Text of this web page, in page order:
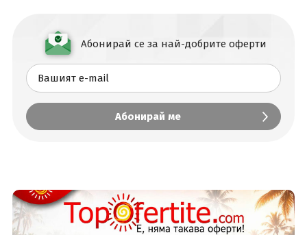
Абонирай се за най-добрите оферти